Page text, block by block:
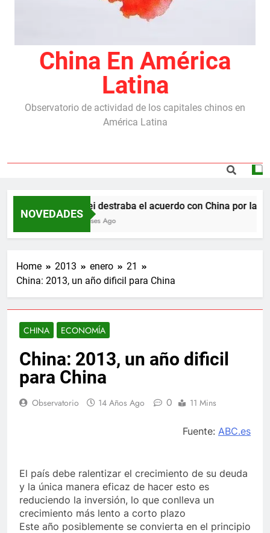
China En América
Latina
Observatorio de actividad de los capitales chinos en
América Latina
NOVEDADES
Milei destraba el acuerdo con China por las
6 Meses Ago
Home 2013 enero
21
China: 2013, un año dificil para China
CHINA ECONOMÍA
China: 2013, un año dificil
para China
Observatorio 14 Años Ago 0 11 Mins
Fuente: ABC.es
El país debe ralentizar el crecimiento de su deuda
y la única manera eficaz de hacer esto es
reduciendo la inversión, lo que conlleva un
crecimiento más lento a corto plazo
Este año posiblemente se convierta en el principio